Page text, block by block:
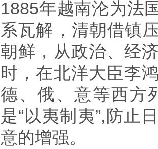
1885年越南沦为法
系瓦解，清朝借镇
朝鲜，从政治、经
时，在北洋大臣李
德、俄、意等西方
是“以夷制夷”,防止
意的增强。